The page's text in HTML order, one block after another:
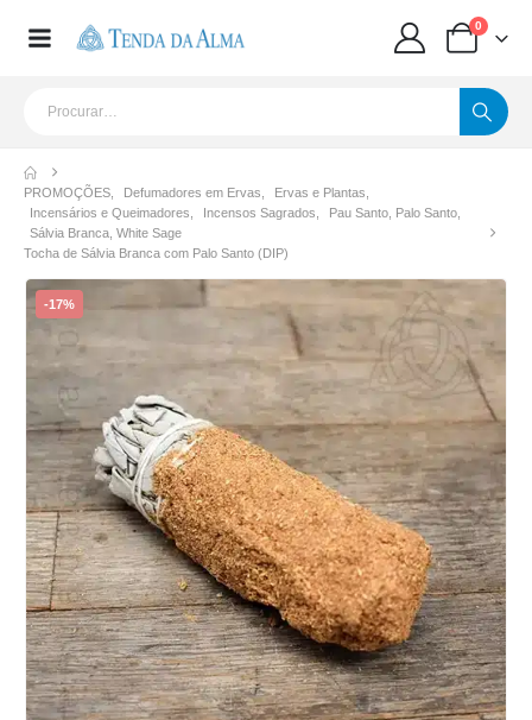
0
PROMOÇÕES Defumadores em Ervas Ervas e Plantas
Incensários e Queimadores
Incensos Sagrados Pau Santo, Palo Santo
Sálvia Branca, White Sage
Tocha de Sálvia Branca com Palo Santo (DIP)
-17%